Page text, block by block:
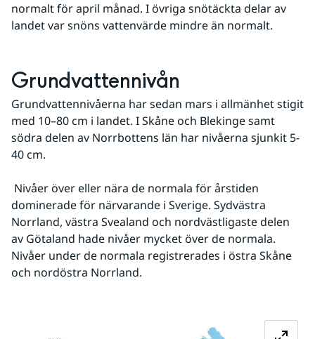
normalt för april månad. I övriga snötäckta delar av
landet var snöns vattenvärde mindre än normalt.
Grundvattennivån
Grundvattennivåerna har sedan mars i allmänhet stigit
med 10–80 cm i landet. I Skåne och Blekinge samt
södra delen av Norrbottens län har nivåerna sjunkit 5-
40 cm.
dominerade för närvarande i Sverige. Sydvästra
Norrland, västra Svealand och nordvästligaste delen
av Götaland hade nivåer mycket över de normala.
Nivåer under de normala registrerades i östra Skåne
och nordöstra Norrland.